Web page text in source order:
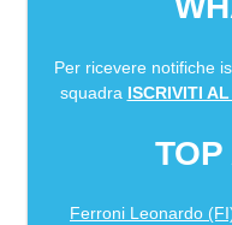
Per ricevere notifiche
squadra ISCRIVITI
TOP
Ferroni Leonardo